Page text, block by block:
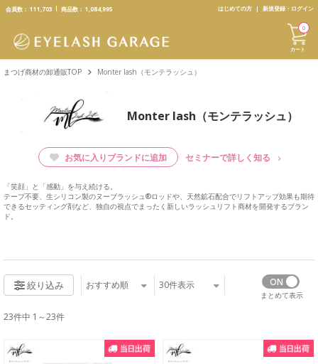
text.skipToContent
text.skipToNavigation
会員数： 111,703 商品数： 1,084,995 はじめての方 新規登録・ログイン
カート
0
まつげ商材の卸通販TOP Monter lash（モンテラッシュ）
Monter lash（モンテラッシュ）
お気に入りブランドに追加 セミナーで詳しく知る
「笑顔」と「感動」を与え続ける。
テープ不要、生シリコン製のヌーブラッシュ®ロッドや、天然鉱石配合でリフトアップ効果も期待
できるセッティング剤など、独自の視点でまったく新しいラッシュリフト商材を開発するブラン
ド。
絞り込み おすすめ順 30件表示
まとめて表示
23件中 1～23件